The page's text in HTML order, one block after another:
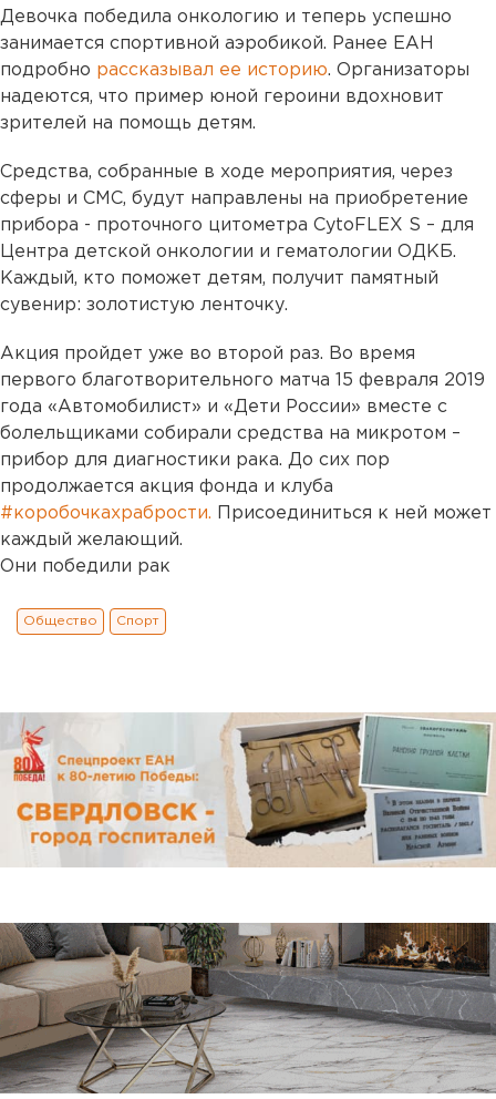
Девочка победила онкологию и теперь успешно
занимается спортивной аэробикой. Ранее ЕАН
подробно рассказывал ее историю. Организаторы
надеются, что пример юной героини вдохновит
зрителей на помощь детям.
Средства, собранные в ходе мероприятия, через
сферы и СМС, будут направлены на приобретение
прибора - проточного цитометра CytoFLEX S – для
Центра детской онкологии и гематологии ОДКБ.
Каждый, кто поможет детям, получит памятный
сувенир: золотистую ленточку.
Акция пройдет уже во второй раз. Во время
первого благотворительного матча 15 февраля 2019
года «Автомобилист» и «Дети России» вместе с
болельщиками собирали средства на микротом –
прибор для диагностики рака. До сих пор
продолжается акция фонда и клуба
#коробочкахрабрости. Присоединиться к ней может
каждый желающий.
Они победили рак
Общество Спорт